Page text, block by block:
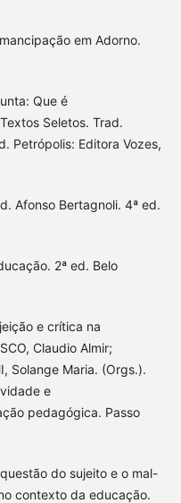
em Adorno.
Que é
Seletos. Trad.
Petrópolis: Editora Vozes,
Afonso Bertagnoli. 4ª ed.
2ª ed. Belo
e crítica na
Claudio Almir;
Solange Maria. (Orgs.).
e
pedagógica. Passo
do sujeito e o mal-
contexto da educação.